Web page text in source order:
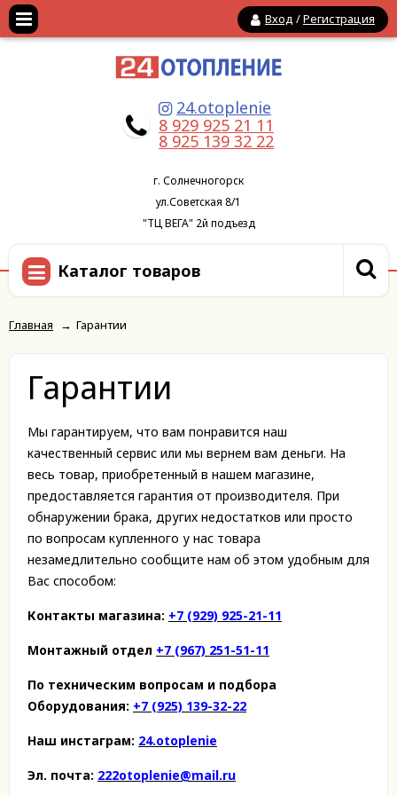
Вход /Регистрация
24.otoplenie
8 929 925 21 11
8 925 139 32 22
г. Солнечногорск
ул.Советская 8/1
"ТЦ ВЕГА" 2й подъезд
Каталог товаров
Главная → Гарантии
Гарантии
Мы гарантируем, что вам понравится наш
качественный сервис или мы вернем вам деньги. На
весь товар, приобретенный в нашем магазине,
предоставляется гарантия от производителя. При
обнаружении брака, других недостатков или просто
по вопросам купленного у нас товара
незамедлительно сообщите нам об этом удобным для
Вас способом:
Контакты магазина: +7 (929) 925-21-11
Монтажный отдел +7 (967) 251-51-11
По техническим вопросам и подбора
Оборудования: +7 (925) 139-32-22
Наш инстаграм: 24.otoplenie
Эл. почта: 222otoplenie@mail.ru